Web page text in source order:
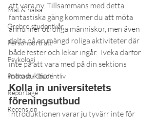
Mat & hälsa
Örebro studentkår
Personporträtt
Psykologi
Podcast - Studentliv
Reportage
Recension
att vara ny. Tillsammans med detta
fantastiska gäng kommer du att möta
ännu mer otroliga människor, men även
delta på en mängd roliga aktiviteter där
både fester och lekar ingår. Tveka därför
inte på att vara med på din sektions
introduktion!
Kolla in universitetets
föreningsutbud
Introduktionen varar ju tyvärr inte för